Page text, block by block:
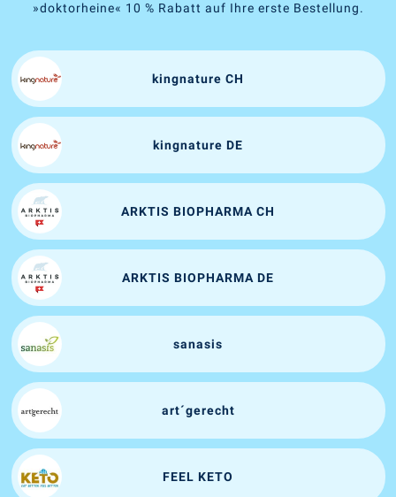
»doktorheine« 10 % Rabatt auf Ihre erste Bestellung.
kingnature CH
kingnature DE
ARKTIS BIOPHARMA CH
ARKTIS BIOPHARMA DE
sanasis
art´gerecht
FEEL KETO